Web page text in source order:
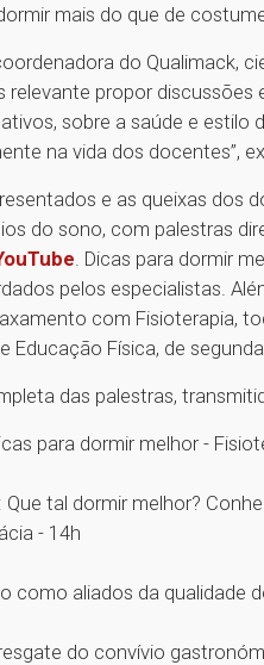
mais do que de
do Qualimack,
relevante propor
sobre a saúde e estilo
na vida dos docentes”,
e as queixas dos
do sono, com palestras
. Dicas para dormir
pelos especialistas.
com Fisioterapia,
Educação Física, de
das palestras,
para dormir melhor -
Que tal dormir melhor?
- 14h
como aliados da qualidade
do convívio